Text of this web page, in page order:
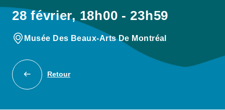
28 février, 18h00 - 23h59
Musée Des Beaux-Arts De Montréal
Retour